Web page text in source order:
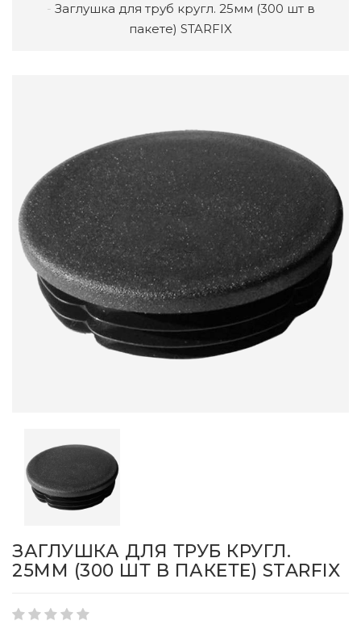
Заглушка для труб кругл. 25мм (300 шт в
пакете) STARFIX
ЗАГЛУШКА ДЛЯ ТРУБ КРУГЛ.
25ММ (300 ШТ В ПАКЕТЕ) STARFIX